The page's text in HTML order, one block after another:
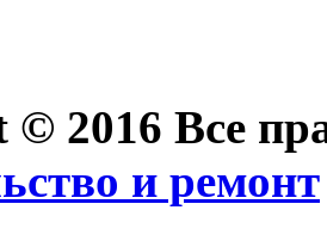
© 2016 Все
и ремонт